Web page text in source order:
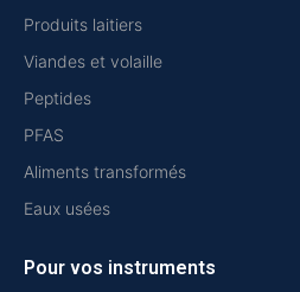
Produits laitiers
Viandes et volaille
Peptides
PFAS
Aliments transformés
Eaux usées
Pour vos instruments